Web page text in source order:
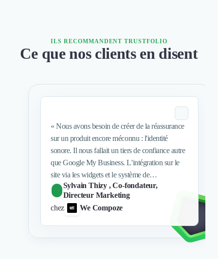
ILS RECOMMANDENT TRUSTFOLIO
Ce que nos clients en disent
«Nous avons besoin de créer de la réassurance
sur un produit encore méconnu : l'identité
sonore. Il nous fallait un tiers de confiance autre
que Google My Business. L'intégration sur le
site via les widgets et le système de
recommandation nous ont convaincus. La
récolte des recommandations est facile et les
clients sont très réceptifs.»
Sylvain Thizy , Co-fondateur,
Directeur Marketing
chez
We Compoze